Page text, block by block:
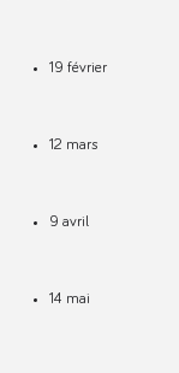
19 février
12 mars
9 avril
14 mai